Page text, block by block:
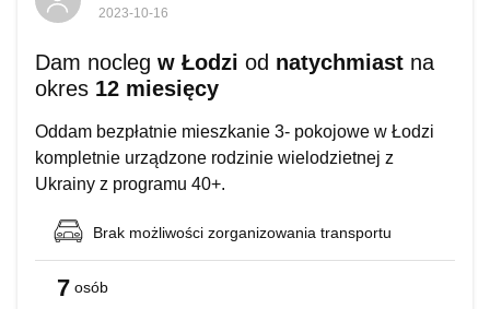
2023-10-16
Dam nocleg w Łodzi od natychmiast na
okres 12 miesięcy
Oddam bezpłatnie mieszkanie 3- pokojowe w Łodzi
kompletnie urządzone rodzinie wielodzietnej z
Ukrainy z programu 40+.
Brak możliwości zorganizowania transportu
7 osób